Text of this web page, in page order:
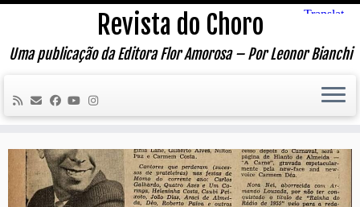
Skip
content
Revista do Choro
Uma publicação da Editora Flor Amorosa – Por Leonor Bianchi